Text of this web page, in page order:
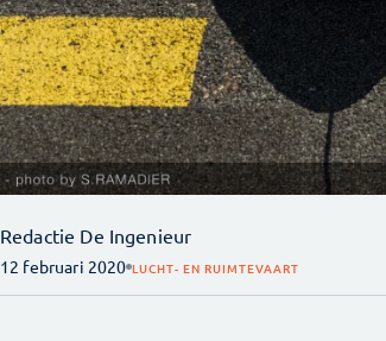
Redactie De Ingenieur
12 februari 2020 LUCHT- EN RUIMTEVAART